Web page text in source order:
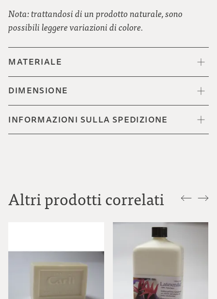
Nota: trattandosi di un prodotto naturale, sono
possibili leggere variazioni di colore.
MATERIALE
DIMENSIONE
INFORMAZIONI SULLA SPEDIZIONE
Altri prodotti correlati